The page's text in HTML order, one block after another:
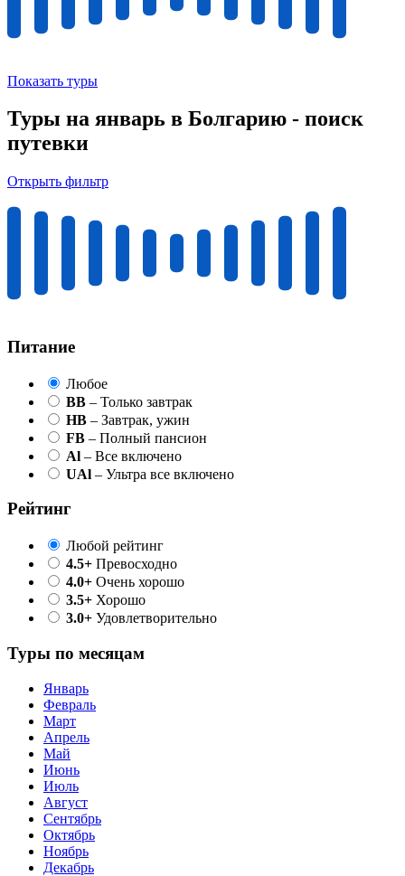
Показать туры
Туры на январь в Болгарию - поиск
путевки
Открыть фильтр
Питание
Любое
BB – Только завтрак
HB – Завтрак, ужин
FB – Полный пансион
Al – Все включено
UAl – Ультра все включено
Рейтинг
Любой рейтинг
4.5+ Превосходно
4.0+ Очень хорошо
3.5+ Хорошо
3.0+ Удовлетворительно
Туры по месяцам
Январь
Февраль
Март
Апрель
Май
Июнь
Июль
Август
Сентябрь
Октябрь
Ноябрь
Декабрь